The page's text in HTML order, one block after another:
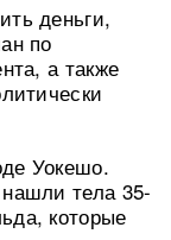
деньги,
по
а также
Уокешо.
тела 35-
которые